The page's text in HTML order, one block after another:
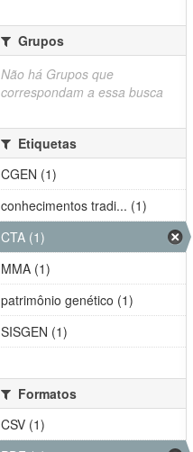
Grupos
Não há Grupos que
correspondam a essa busca
Etiquetas
CGEN (1)
conhecimentos tradi... (1)
CTA (1)
MMA (1)
patrimônio genético (1)
SISGEN (1)
Formatos
CSV (1)